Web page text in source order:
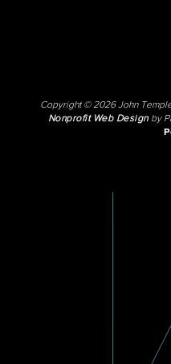
Copyright © 2026 John
Nonprofit Web Designby